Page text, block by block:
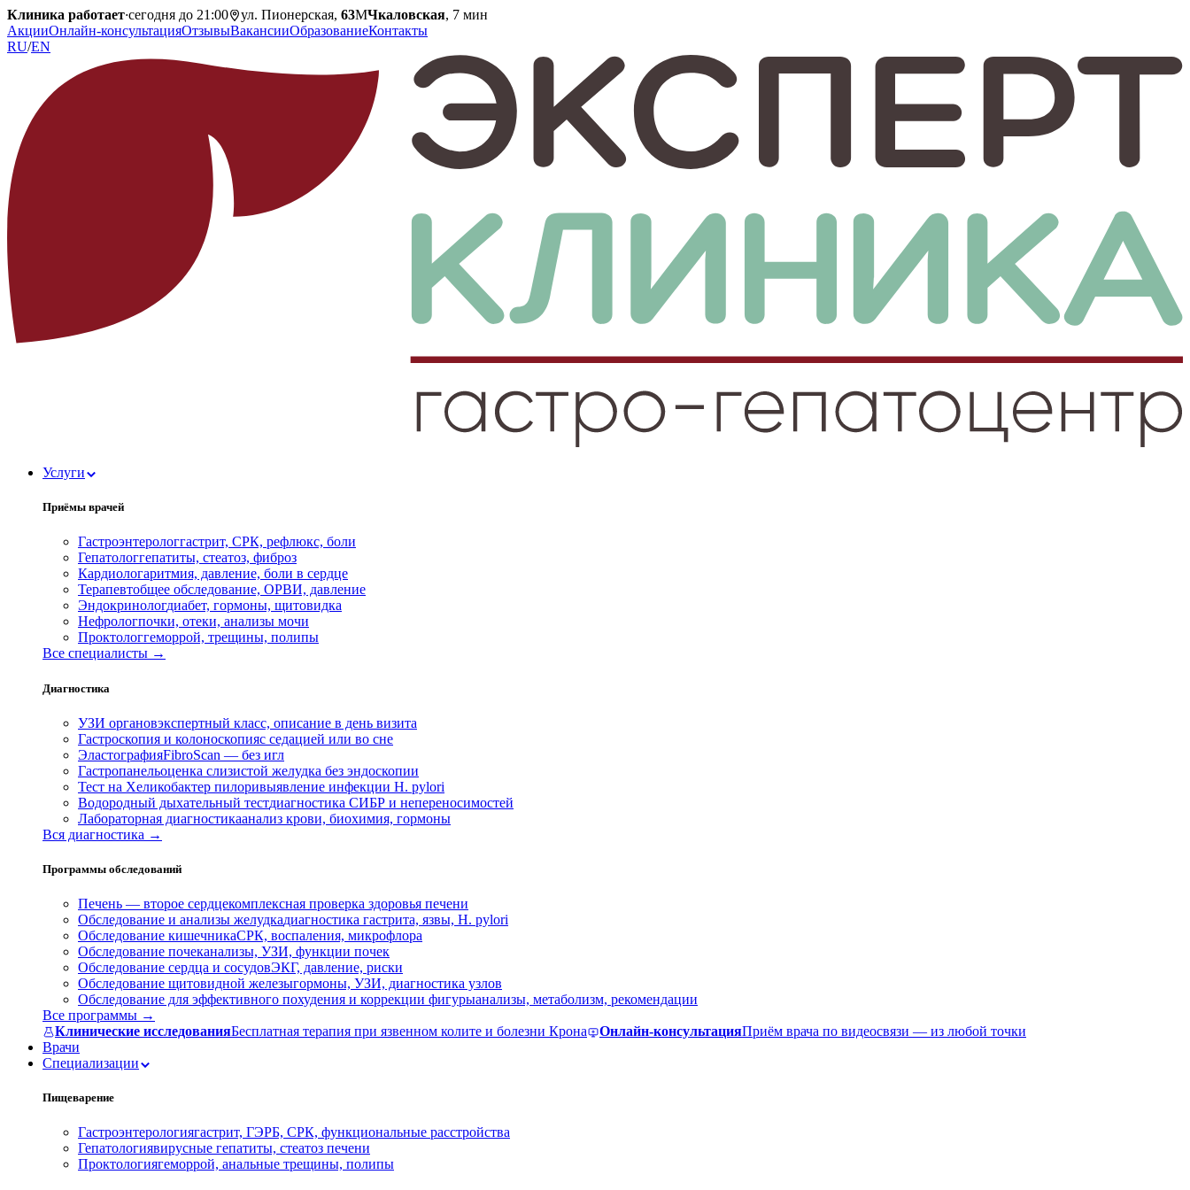
Клиника работает·сегодня до 21:00 ул. Пионерская, 63МЧкаловская, 7 мин
АкцииОнлайн-консультацияОтзывыВакансииОбразованиеКонтакты
RU/EN
Услуги
Приёмы врачей
Гастроэнтерологгастрит, СРК, рефлюкс, боли
Гепатологгепатиты, стеатоз, фиброз
Кардиологаритмия, давление, боли в сердце
Терапевтобщее обследование, ОРВИ, давление
Эндокринологдиабет, гормоны, щитовидка
Нефрологпочки, отеки, анализы мочи
Проктологгеморрой, трещины, полипы
Все специалисты →
Диагностика
УЗИ органовэкспертный класс, описание в день визита
Гастроскопия и колоноскопияс седацией или во сне
ЭластографияFibroScan — без игл
Гастропанельоценка слизистой желудка без эндоскопии
Тест на Хеликобактер пилоривыявление инфекции H. pylori
Водородный дыхательный тестдиагностика СИБР и непереносимостей
Лабораторная диагностикаанализ крови, биохимия, гормоны
Вся диагностика →
Программы обследований
Печень — второе сердцекомплексная проверка здоровья печени
Обследование и анализы желудкадиагностика гастрита, язвы, H. pylori
Обследование кишечникаСРК, воспаления, микрофлора
Обследование почеканализы, УЗИ, функции почек
Обследование сердца и сосудовЭКГ, давление, риски
Обследование щитовидной железыгормоны, УЗИ, диагностика узлов
Обследование для эффективного похудения и коррекции фигурыанализы, метаболизм, рекомендации
Все программы →
Клинические исследованияБесплатная терапия при язвенном колите и болезни Крона Онлайн-консультацияПриём врача по видеосвязи — из любой точки
Врачи
Специализации
Пищеварение
Гастроэнтерологиягастрит, ГЭРБ, СРК, функциональные расстройства
Гепатологиявирусные гепатиты, стеатоз печени
Проктологиягеморрой, анальные трещины, полипы